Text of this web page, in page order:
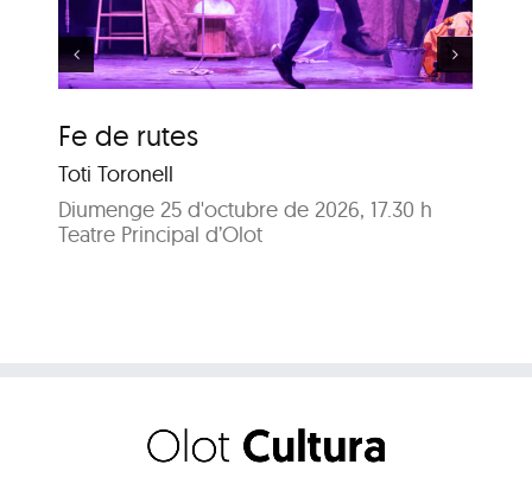
Fe de rutes
Toti Toronell
Diumenge 25 d'octubre de 2026, 17.30 h
Teatre Principal d’Olot